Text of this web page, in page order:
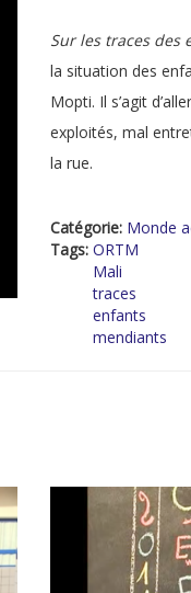
Sur les traces des
la situation des
Mopti. Il s’agit
exploités, mal
la rue.
Catégorie: Monde
Tags: ORTM
Mali
traces
enfants
mendiants